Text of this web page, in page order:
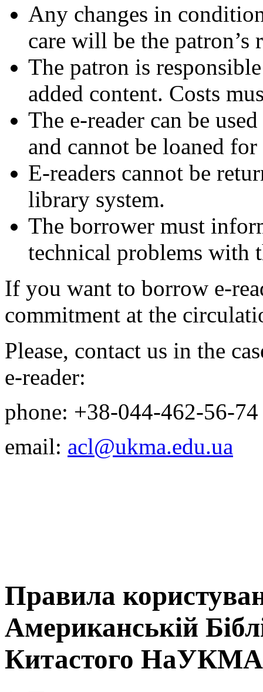
Any changes in
care will be the patron’s
The patron is
added content. Costs
The e-reader can be
and cannot be loaned for
E-readers cannot be
library system.
The borrower must
technical problems with
If you want to borrow e-
commitment at the
Please, contact us in the
e-reader:
phone: +38-044-462-56-74
email: acl@ukma.edu.ua
Правила
Американській
Китастого НаУКМА